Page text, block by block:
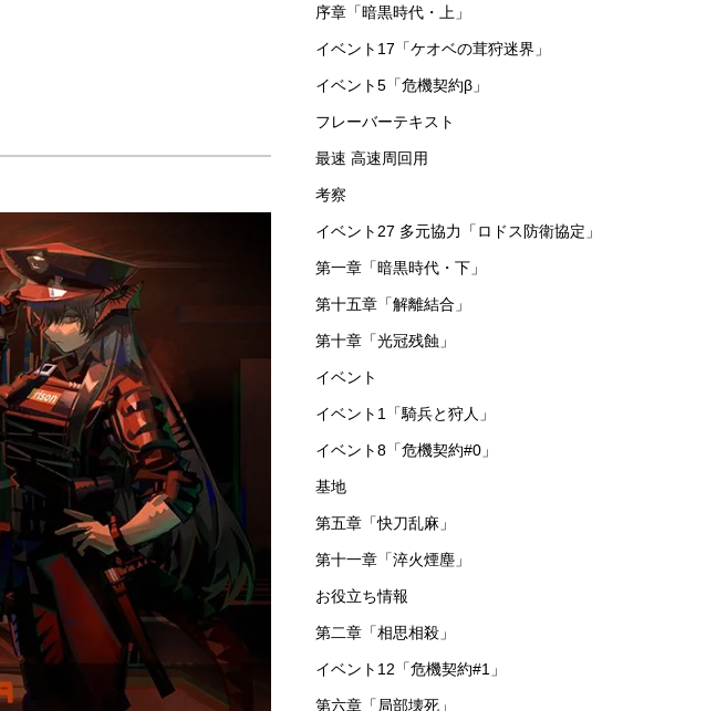
序章「暗黒時代・上」
イベント17「ケオベの茸狩迷界」
イベント5「危機契約β」
フレーバーテキスト
最速 高速周回用
考察
イベント27 多元協力「ロドス防衛協定」
第一章「暗黒時代・下」
第十五章「解離結合」
第十章「光冠残蝕」
イベント
イベント1「騎兵と狩人」
イベント8「危機契約#0」
基地
第五章「快刀乱麻」
第十一章「淬火煙塵」
お役立ち情報
第二章「相思相殺」
イベント12「危機契約#1」
第六章「局部壊死」